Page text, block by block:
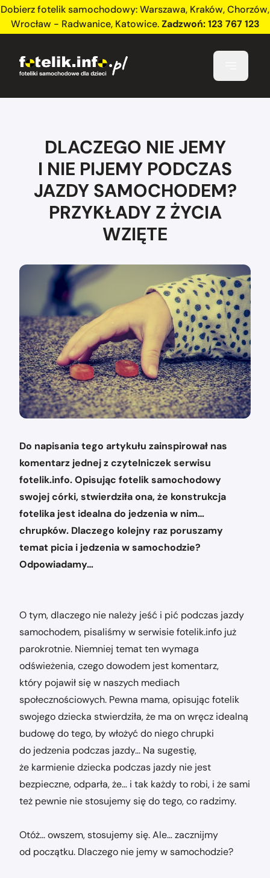
Dobierz fotelik samochodowy:Warszawa, Kraków,Chorzów,
Wrocław - Radwanice, Katowice.Zadzwoń:123 767 123
DLACZEGO NIE JEMY
I NIE PIJEMY PODCZAS
JAZDY SAMOCHODEM?
PRZYKŁADY Z ŻYCIA
WZIĘTE
Do napisania tego artykułu zainspirował nas
komentarz jednej z czytelniczek serwisu
fotelik.info. Opisując fotelik samochodowy
swojej córki, stwierdziła ona, że konstrukcja
fotelika jest idealna do jedzenia w nim…
chrupków. Dlaczego kolejny raz poruszamy
temat picia i jedzenia w samochodzie?
Odpowiadamy…
O tym, dlaczego nie należy jeść i pić podczas jazdy
samochodem, pisaliśmy w serwisie fotelik.info już
parokrotnie. Niemniej temat ten wymaga
odświeżenia, czego dowodem jest komentarz,
który pojawił się w naszych mediach
społecznościowych. Pewna mama, opisując fotelik
swojego dziecka stwierdziła, że ma on wręcz idealną
budowę do tego, by włożyć do niego chrupki
do jedzenia podczas jazdy… Na sugestię,
że karmienie dziecka podczas jazdy nie jest
bezpieczne, odparła, że… i tak każdy to robi, i że sami
też pewnie nie stosujemy się do tego, co radzimy.
Otóż… owszem, stosujemy się. Ale… zacznijmy
od początku. Dlaczego nie jemy w samochodzie?